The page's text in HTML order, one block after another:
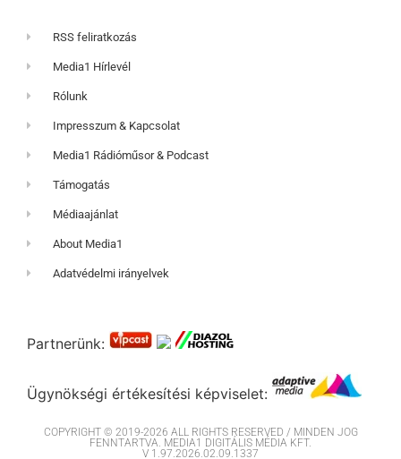
RSS feliratkozás
Media1 Hírlevél
Rólunk
Impresszum & Kapcsolat
Media1 Rádióműsor & Podcast
Támogatás
Médiaajánlat
About Media1
Adatvédelmi irányelvek
Partnerünk:
Ügynökségi értékesítési képviselet:
COPYRIGHT © 2019-2026 ALL RIGHTS RESERVED / MINDEN JOG
FENNTARTVA. MEDIA1 DIGITÁLIS MÉDIA KFT.
V 1.97.2026.02.09.1337